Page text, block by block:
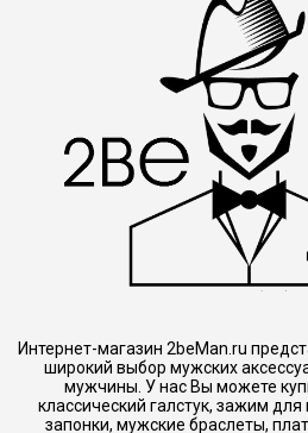
Интернет-магазин 2beMan.ru
широкий выбор мужских
мужчины. У нас Вы можете
классический галстук, зажим для
запонки, мужские браслеты,